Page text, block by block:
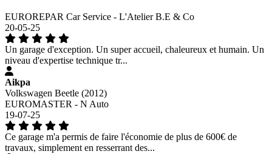
EUROREPAR Car Service - L'Atelier B.E & Co
20-05-25
Un garage d'exception. Un super accueil, chaleureux et humain. Un
niveau d'expertise technique tr...
Aikpa
Volkswagen Beetle (2012)
EUROMASTER - N Auto
19-07-25
Ce garage m'a permis de faire l'économie de plus de 600€ de
travaux, simplement en resserrant des...